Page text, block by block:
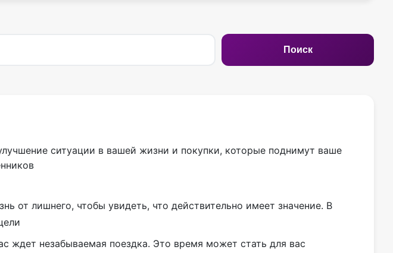
Поиск
ситуации в вашей жизни и покупки, которые поднимут ваше
от лишнего, чтобы увидеть, что действительно имеет значение. В
незабываемая поездка. Это время может стать для вас